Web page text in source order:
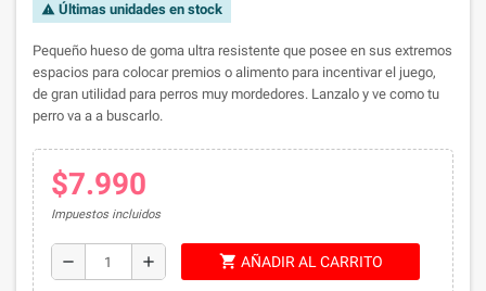
warning Últimas unidades en stock
Pequeño hueso de goma ultra resistente que posee en sus extremos
espacios para colocar premios o alimento para incentivar el juego,
de gran utilidad para perros muy mordedores. Lanzalo y ve como tu
perro va a a buscarlo.
$7.990
Impuestos incluidos
remove add shopping_cart AÑADIR AL CARRITO